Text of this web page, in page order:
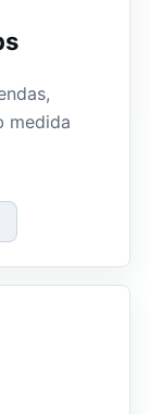
medida